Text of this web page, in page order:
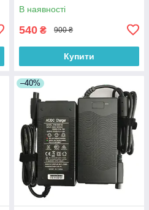
В наявності
540 ₴ 900 ₴
Купити
–40%